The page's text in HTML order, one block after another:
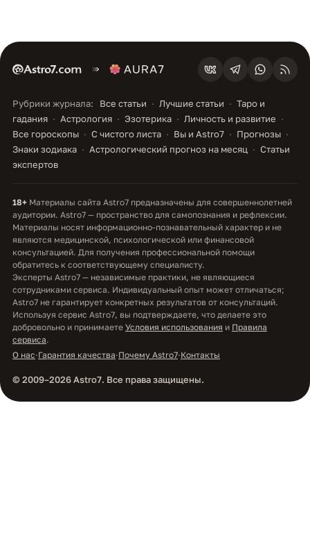
Рубрики журнала: Все статьи Лучшие статьи
Таро и
гадания
Астрология Эзотерика
Личность и развитие
Все гороскопы
С чистого листа Вы и Astro7
Прогнозы
Знаки зодиака
Астрологический прогноз на месяц
Статьи
экспертов
18+ Материалы сайта Astro7 предназначены для совершеннолетней
аудитории. Astro7 — пространство для самопознания и рефлексии.
Материалы носят информационно-познавательный характер и не
являются медицинской, психологической или финансовой
консультацией. Для получения профессиональной помощи
обратитесь к соответствующему специалисту.
Эксперты Astro7 — независимые практики, не являющиеся
сотрудниками сервиса. Индивидуальный опыт может отличаться;
Astro7 не гарантирует конкретных результатов от консультаций.
Используя сервис Astro7, вы подтверждаете, что делаете это
добровольно и принимаете Условия использования и Правила
сервиса.
О нас·Гарантия качества·Почему Astro7·Контакты
© 2009–2026 Astro7. Все права защищены.